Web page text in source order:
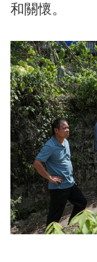
和關懷。